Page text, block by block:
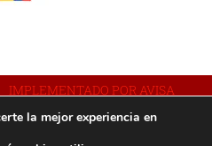
POR AVISA
la mejor experiencia en